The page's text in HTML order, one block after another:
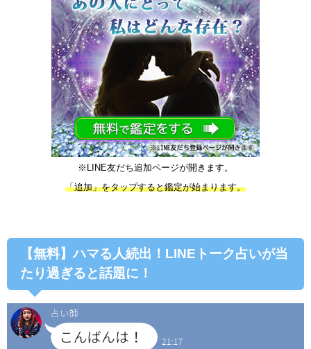
※LINE友だち追加ページが開きます。
「追加」をタップすると鑑定が始まります。
【無料】ハマる人続出！LINEトーク占いが当
たり過ぎると話題に！